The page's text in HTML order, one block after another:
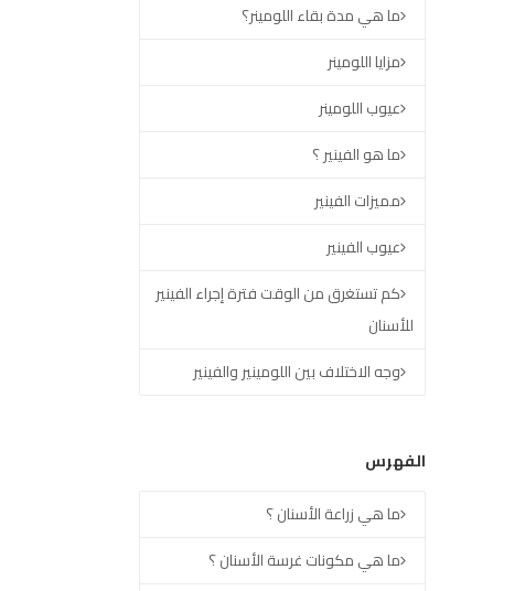
ما هي مدة بقاء اللومينر؟
مزايا اللومينر
عيوب اللومينر
ما هو الفينير ؟
مميزات الفينير
عيوب الفينير
كم تستغرق من الوقت فترة إجراء الفينير
للأسنان
وجه الاختلاف بين اللومينير والفينير
الفهرس
ما هي زراعة الأسنان ؟
ما هي مكونات غرسة الأسنان ؟